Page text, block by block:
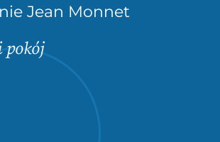
Jean Monnet
pokój